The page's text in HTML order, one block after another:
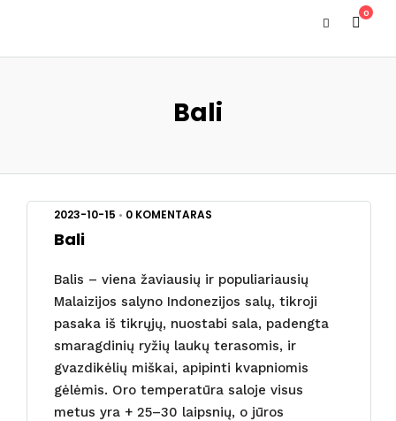
0
Bali
2023-10-15 • 0 KOMENTARAS
Bali
Balis – viena žaviausių ir populiariausių
Malaizijos salyno Indonezijos salų, tikroji
pasaka iš tikrųjų, nuostabi sala, padengta
smaragdinių ryžių laukų terasomis, ir
gvazdikėlių miškai, apipinti kvapniomis
gėlėmis. Oro temperatūra saloje visus
metus yra + 25–30 laipsnių, o jūros